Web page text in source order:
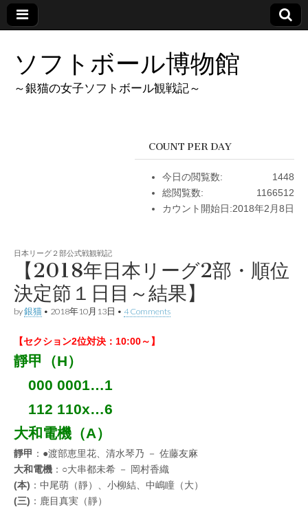
ソフトボール博物館
～銀猫の女子ソフトボール観戦記～
COUNT PER DAY
1448
今日の閲覧数:
1166512
総閲覧数:
2018年2月8日
カウント開始日:
日本リーグ２部公式戦観戦記
【2018年日本リーグ2部・順位
決定節１日目～結果】
by銀猫 • 2018年10月13日 • 4 Comments
【セクション2位対決：10:00～】
靜甲（H）
000 0001…1
112 110x…6
大和電機（A）
靜甲 ：●渡部恵里花、清水琴乃 － 佐藤友麻
大和電機 ：○大串都未希 － 岡村香織
(本) ：中尾萌（靜）、小柳結、中嶋瞳（大）
(三) ：鹿目真実（靜）